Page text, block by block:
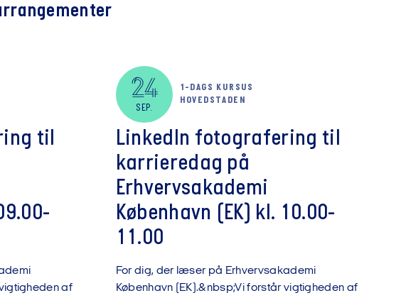
til
af
24
SEP.
1-DAGS KURSUS
HOVEDSTADEN
LinkedIn fotografering til
karrieredag på
Erhvervsakademi
København (EK) kl. 10.00-
11.00
For dig, der læser på Erhvervsakademi
København (EK).&nbsp;Vi forstår vigtigheden af